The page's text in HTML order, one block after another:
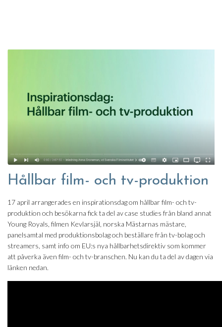
Hållbar film- och tv-produktion
17 april arrangerades en inspirationsdag om hållbar film- och tv-
produktion och besökarna fick ta del av case studies från bland annat
Young Royals, filmen Kevlarsjäl, norska Mästarnas mästare,
panelsamtal med produktionsbolag och beställare från tv-bolag och
streamers, samt info om EU:s nya hållbarhetsdirektiv som kommer
att påverka även film- och tv-branschen. Nu kan du ta del av dagen via
länken nedan.